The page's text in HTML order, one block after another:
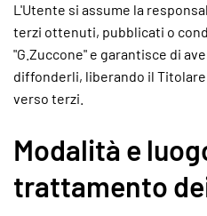
L'Utente si assume la
terzi ottenuti, pubblicati o
"G.Zuccone" e garantisce di
diffonderli, liberando il
verso terzi.
Modalità e
trattamento